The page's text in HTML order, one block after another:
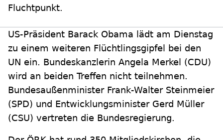
Fluchtpunkt.
US-Präsident Barack Obama lädt am Dienstag
zu einem weiteren Flüchtlingsgipfel bei den
UN ein. Bundeskanzlerin Angela Merkel (CDU)
wird an beiden Treffen nicht teilnehmen.
Bundesaußenminister Frank-Walter Steinmeier
(SPD) und Entwicklungsminister Gerd Müller
(CSU) vertreten die Bundesregierung.